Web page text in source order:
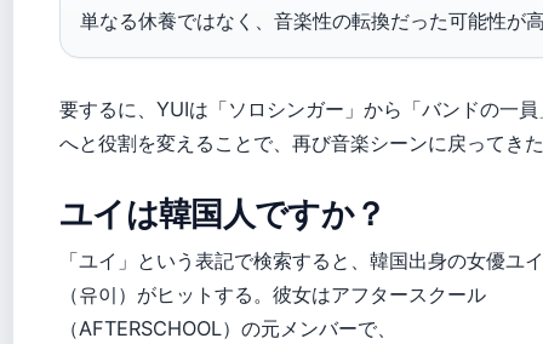
単なる休養ではなく、音楽性の転換だった可能性が
要するに、YUIは「ソロシンガー」から「バンドの一員
へと役割を変えることで、再び音楽シーンに戻ってき
ユイは韓国人ですか？
「ユイ」という表記で検索すると、韓国出身の女優ユイ
（유이）がヒットする。彼女はアフタースクール
（AFTERSCHOOL）の元メンバーで、